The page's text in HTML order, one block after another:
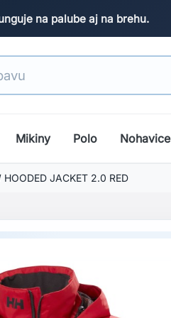
na palube aj na brehu.
Mikiny Polo Nohavice
HOODED JACKET 2.0 RED